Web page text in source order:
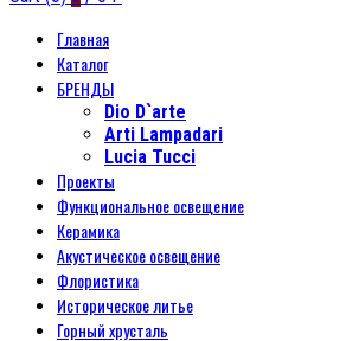
Главная
Каталог
БРЕНДЫ
Dio D`arte
Arti Lampadari
Lucia Tucci
Проекты
Функциональное освещение
Керамика
Акустическое освещение
Флористика
Историческое литье
Горный хрусталь